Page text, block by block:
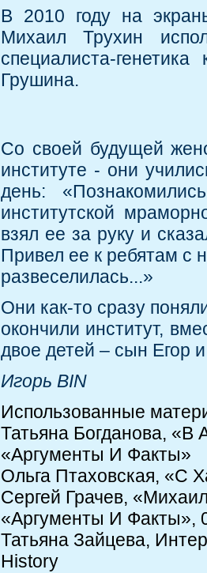
В 2010 году на
Михаил Трухин
специалиста-
Грушина.
Со своей будущей
институте - они
день:
институтской
взял ее за руку и
Привел ее к ребятам с
развеселилась...»
Они как-то сразу
окончили институт,
двое детей – сын Егор
Игорь BIN
Использованные
Татьяна Богданова, «В
«Аргументы И Факты»
Ольга Птаховская, «С
Сергей Грачев,
«Аргументы И Факты»,
Татьяна Зайцева,
History